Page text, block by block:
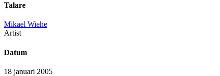
Talare
Mikael Wiehe
Artist
Datum
18 januari 2005